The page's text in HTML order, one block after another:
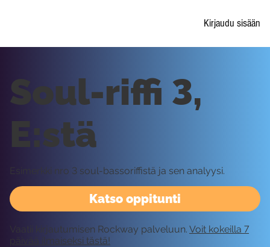
Kirjaudu sisään
Katso oppitunti
Soul-riffi 3,
E:stä
Esimerkki nro 3 soul-bassoriffistä ja sen analyysi.
Vaatii kirjautumisen Rockway palveluun. Voit kokeilla 7
päivää ilmaiseksi tästä!